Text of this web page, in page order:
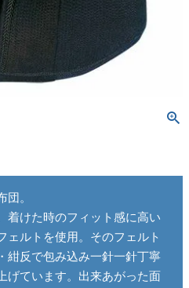
。
着けた時のフィット感に高い
ェルトを使用。そのフェルト
紺反で包み込み一針一針丁寧
げています。出来あがった面